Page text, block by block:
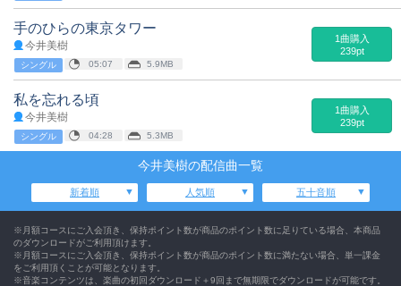
手のひらの東京タワー
今井美樹
シングル 05:07 5.9MB
1曲購入
239pt
私を忘れる頃
今井美樹
シングル 04:28 5.3MB
1曲購入
239pt
今井美樹の配信曲一覧
新着順 人気順 五十音順
※月額コースにご入会頂き、保持ポイント数が商品のポイント数に足りている場合、本商品
のダウンロードがご利用頂けます。
※月額コースにご入会頂き、保持ポイント数が商品のポイント数に満たない場合、単一課金
をご利用頂くことが可能となります。
※音楽コンテンツは、楽曲の初回ダウンロード＋9回まで無期限でダウンロードが可能です。